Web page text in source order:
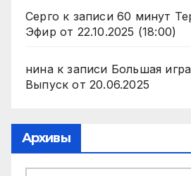
Серго к записи 60 минут
Эфир от 22.10.2025 (18:00)
нинак записи Большая
Выпуск от 20.06.2025
Архивы